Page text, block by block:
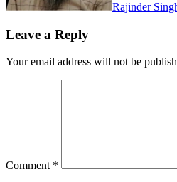
Rajinder
Leave a Reply
Your email address will not be
Comment *